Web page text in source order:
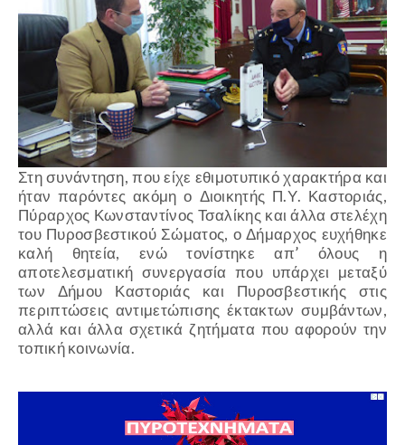
Στη συνάντηση, που είχε εθιμοτυπικό χαρακτήρα και
ήταν παρόντες ακόμη ο Διοικητής Π.Υ. Καστοριάς,
Πύραρχος Κωνσταντίνος Τσαλίκης και άλλα στελέχη
του Πυροσβεστικού Σώματος, ο Δήμαρχος ευχήθηκε
καλή θητεία, ενώ τονίστηκε απ’ όλους η
αποτελεσματική συνεργασία που υπάρχει μεταξύ
των Δήμου Καστοριάς και Πυροσβεστικής στις
περιπτώσεις αντιμετώπισης έκτακτων συμβάντων,
αλλά και άλλα σχετικά ζητήματα που αφορούν την
τοπική κοινωνία.